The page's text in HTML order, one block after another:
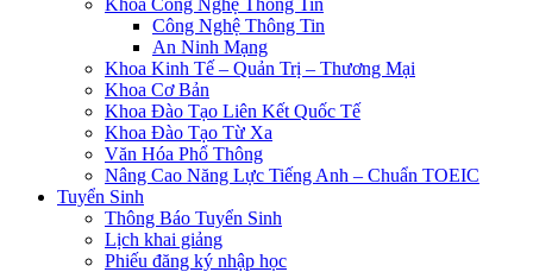
Khoa Công Nghệ Thông Tin
Công Nghệ Thông Tin
An Ninh Mạng
Khoa Kinh Tế – Quản Trị – Thương Mại
Khoa Cơ Bản
Khoa Đào Tạo Liên Kết Quốc Tế
Khoa Đào Tạo Từ Xa
Văn Hóa Phổ Thông
Nâng Cao Năng Lực Tiếng Anh – Chuẩn TOEIC
Tuyển Sinh
Thông Báo Tuyển Sinh
Lịch khai giảng
Phiếu đăng ký nhập học